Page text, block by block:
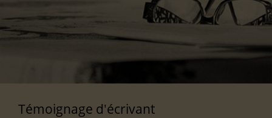
Témoignage d'écrivant